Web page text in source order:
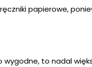
papierowe,
wygodne, to nadal